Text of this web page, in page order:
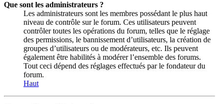
Que sont les administrateurs ?
Les administrateurs sont les membres possédant le plus haut
niveau de contrôle sur le forum. Ces utilisateurs peuvent
contrôler toutes les opérations du forum, telles que le réglage
des permissions, le bannissement d’utilisateurs, la création de
groupes d’utilisateurs ou de modérateurs, etc. Ils peuvent
également être habilités à modérer l’ensemble des forums.
Tout ceci dépend des réglages effectués par le fondateur du
forum.
Haut